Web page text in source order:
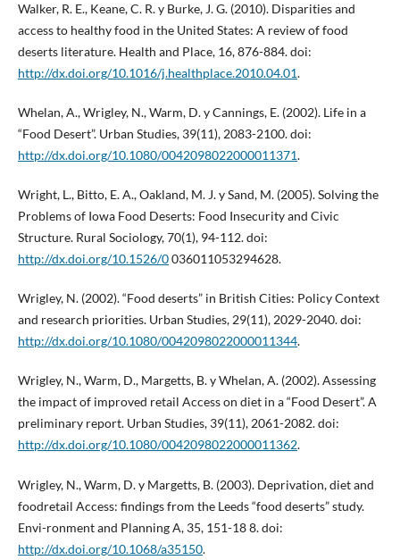
Walker, R. E., Keane, C. R. y Burke, J. G. (2010). Disparities and
access to healthy food in the United States: A review of food
deserts literature. Health and Place, 16, 876-884. doi:
http://dx.doi.org/10.1016/j.healthplace.2010.04.01.
Whelan, A., Wrigley, N., Warm, D. y Cannings, E. (2002). Life in a
“Food Desert”. Urban Studies, 39(11), 2083-2100. doi:
http://dx.doi.org/10.1080/0042098022000011371.
Wright, L., Bitto, E. A., Oakland, M. J. y Sand, M. (2005). Solving the
Problems of Iowa Food Deserts: Food Insecurity and Civic
Structure. Rural Sociology, 70(1), 94-112. doi:
http://dx.doi.org/10.1526/0036011053294628.
Wrigley, N. (2002). “Food deserts” in British Cities: Policy Context
and research priorities. Urban Studies, 29(11), 2029-2040. doi:
http://dx.doi.org/10.1080/0042098022000011344.
Wrigley, N., Warm, D., Margetts, B. y Whelan, A. (2002). Assessing
the impact of improved retail Access on diet in a “Food Desert”. A
preliminary report. Urban Studies, 39(11), 2061-2082. doi:
http://dx.doi.org/10.1080/0042098022000011362.
Wrigley, N., Warm, D. y Margetts, B. (2003). Deprivation, diet and
foodretail Access: findings from the Leeds “food deserts” study.
Envi-ronment and Planning A, 35, 151-18 8. doi:
http://dx.doi.org/10.1068/a35150.